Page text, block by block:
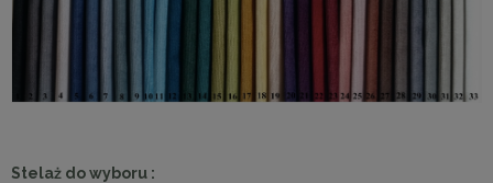
Stelaż do wyboru :